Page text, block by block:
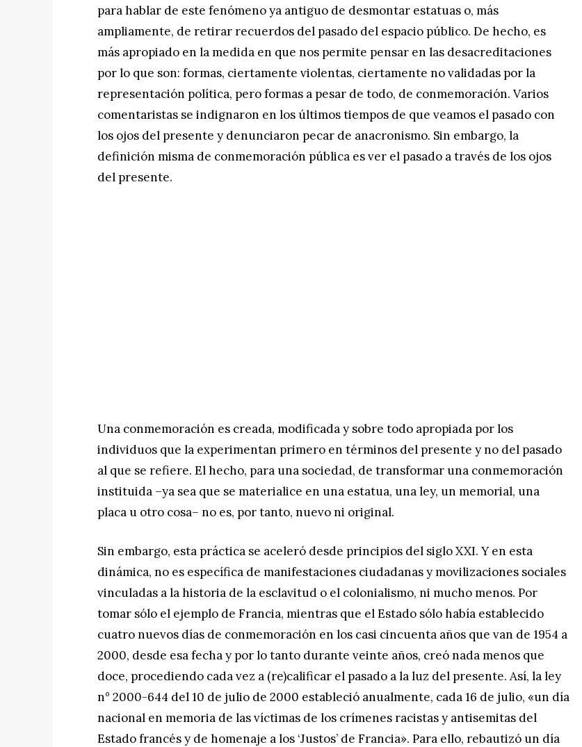
para hablar de este fenómeno ya antiguo de desmontar estatuas o, más
ampliamente, de retirar recuerdos del pasado del espacio público. De hecho, es
más apropiado en la medida en que nos permite pensar en las desacreditaciones
por lo que son: formas, ciertamente violentas, ciertamente no validadas por la
representación política, pero formas a pesar de todo, de conmemoración. Varios
comentaristas se indignaron en los últimos tiempos de que veamos el pasado con
los ojos del presente y denunciaron pecar de anacronismo. Sin embargo, la
definición misma de conmemoración pública es ver el pasado a través de los ojos
del presente.
Una conmemoración es creada, modificada y sobre todo apropiada por los
individuos que la experimentan primero en términos del presente y no del pasado
al que se refiere. El hecho, para una sociedad, de transformar una conmemoración
instituida –ya sea que se materialice en una estatua, una ley, un memorial, una
placa u otro cosa– no es, por tanto, nuevo ni original.
Sin embargo, esta práctica se aceleró desde principios del siglo XXI. Y en esta
dinámica, no es específica de manifestaciones ciudadanas y movilizaciones sociales
vinculadas a la historia de la esclavitud o el colonialismo, ni mucho menos. Por
tomar sólo el ejemplo de Francia, mientras que el Estado sólo había establecido
cuatro nuevos días de conmemoración en los casi cincuenta años que van de 1954 a
2000, desde esa fecha y por lo tanto durante veinte años, creó nada menos que
doce, procediendo cada vez a (re)calificar el pasado a la luz del presente. Así, la ley
n° 2000-644 del 10 de julio de 2000 estableció anualmente, cada 16 de julio, «un día
nacional en memoria de las víctimas de los crímenes racistas y antisemitas del
Estado francés y de homenaje a los ‘Justos’ de Francia». Para ello, rebautizó un día